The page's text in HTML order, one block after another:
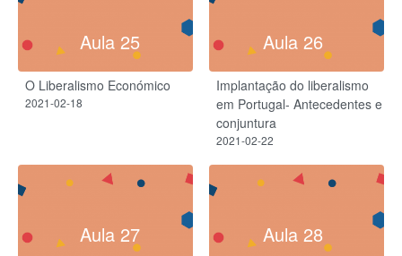
Aula 25
O Liberalismo Económico
2021-02-18
Aula 26
Implantação do liberalismo
em Portugal- Antecedentes e
conjuntura
2021-02-22
Aula 27 Aula 28